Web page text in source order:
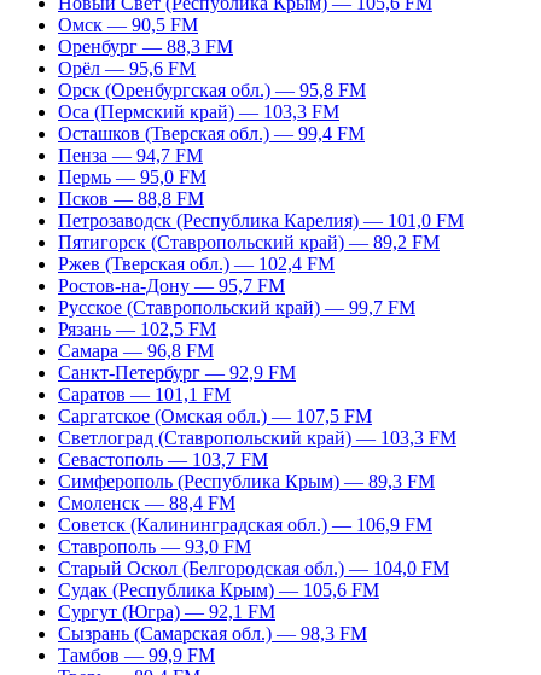
Омск — 90,5 FM
Оренбург — 88,3 FM
Орёл — 95,6 FM
Орск (Оренбургская обл.) — 95,8 FM
Оса (Пермский край) — 103,3 FM
Осташков (Тверская обл.) — 99,4 FM
Пенза — 94,7 FM
Пермь — 95,0 FM
Псков — 88,8 FM
Петрозаводск (Республика Карелия) — 101,0 FM
Пятигорск (Ставропольский край) — 89,2 FM
Ржев (Тверская обл.) — 102,4 FM
Ростов-на-Дону — 95,7 FM
Русское (Ставропольский край) — 99,7 FM
Рязань — 102,5 FM
Самара — 96,8 FM
Санкт-Петербург — 92,9 FM
Саратов — 101,1 FM
Саргатское (Омская обл.) — 107,5 FM
Светлоград (Ставропольский край) — 103,3 FM
Севастополь — 103,7 FM
Симферополь (Республика Крым) — 89,3 FM
Смоленск — 88,4 FM
Советск (Калининградская обл.) — 106,9 FM
Ставрополь — 93,0 FM
Старый Оскол (Белгородская обл.) — 104,0 FM
Судак (Республика Крым) — 105,6 FM
Сургут (Югра) — 92,1 FM
Сызрань (Самарская обл.) — 98,3 FM
Тамбов — 99,9 FM